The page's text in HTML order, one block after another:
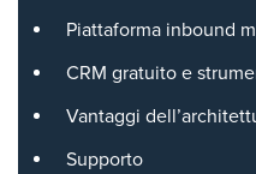
Piattaforma inbound
CRM gratuito e
Vantaggi
Supporto